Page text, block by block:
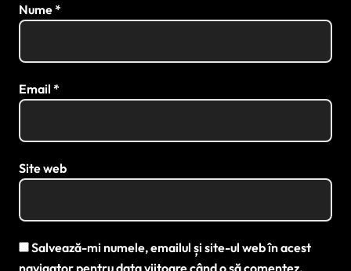
Nume*
Email *
Site web
Salvează-mi numele, emailul și site-ul web în acest
navigator pentru data viitoare când o să comentez.